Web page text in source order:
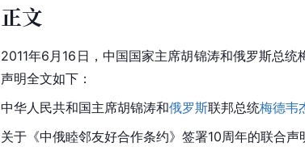
正文
2011年6月16日，中国国家主席胡锦涛和俄罗斯总
声明全文如下：
中华人民共和国主席胡锦涛和俄罗斯联邦总统梅德韦
关于《中俄睦邻友好合作条约》签署10周年的联合声